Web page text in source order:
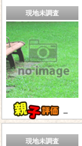
現地未調査
－
現地未調査